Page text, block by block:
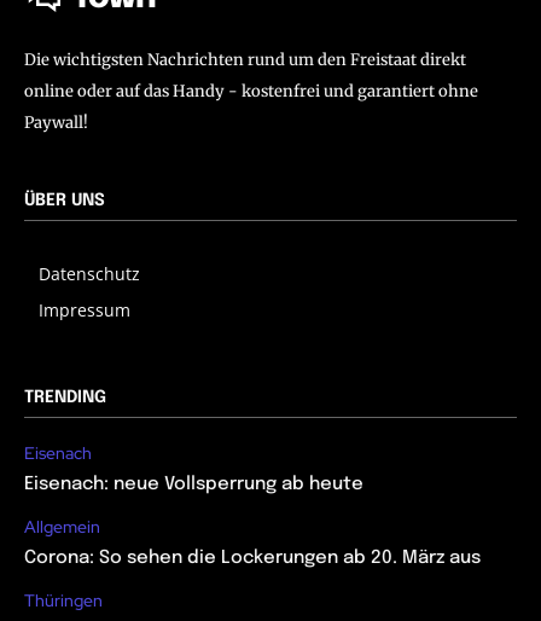
Die wichtigsten Nachrichten rund um den Freistaat direkt
online oder auf das Handy - kostenfrei und garantiert ohne
Paywall!
ÜBER UNS
Datenschutz
Impressum
TRENDING
Eisenach
Eisenach: neue Vollsperrung ab heute
Allgemein
Corona: So sehen die Lockerungen ab 20. März aus
Thüringen